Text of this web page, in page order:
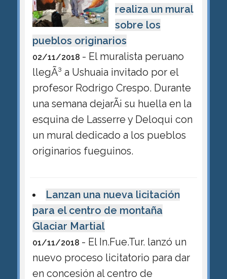
realiza un mural
sobre los
pueblos originarios
02/11/2018 - El muralista peruano
llegÃ³ a Ushuaia invitado por el
profesor Rodrigo Crespo. Durante
una semana dejarÃ¡ su huella en la
esquina de Lasserre y Deloqui con
un mural dedicado a los pueblos
originarios fueguinos.
Lanzan una nueva licitación
para el centro de montaña
Glaciar Martial
01/11/2018 - El In.Fue.Tur. lanzó un
nuevo proceso licitatorio para dar
en concesión al centro de